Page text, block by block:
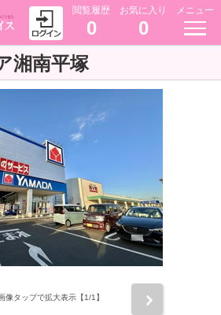
閲覧履歴
0
お気に入り
0
メニュー
湘南平塚
像タップで拡大表示【1/1】